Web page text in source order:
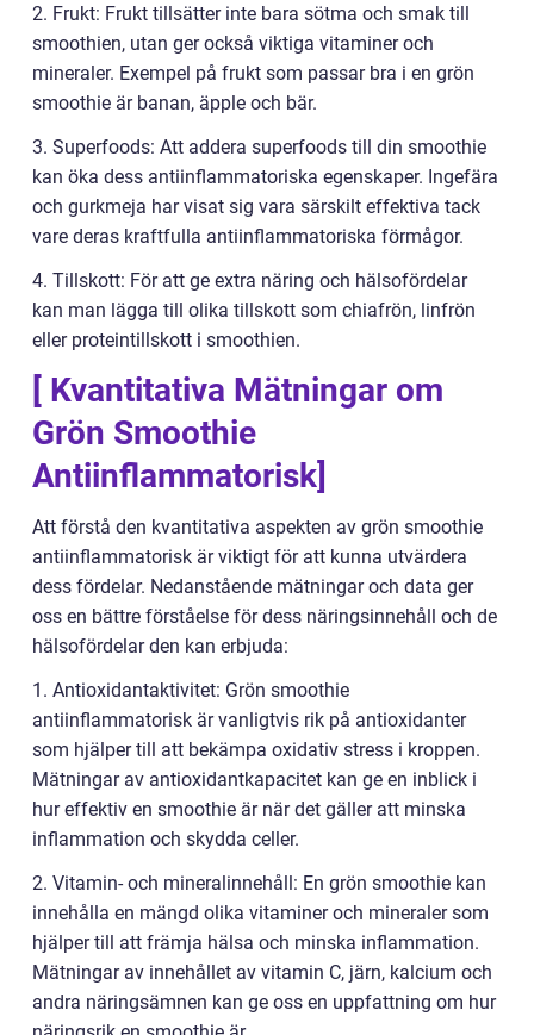
2. Frukt: Frukt tillsätter inte bara sötma och smak till
smoothien, utan ger också viktiga vitaminer och
mineraler. Exempel på frukt som passar bra i en grön
smoothie är banan, äpple och bär.
3. Superfoods: Att addera superfoods till din smoothie
kan öka dess antiinflammatoriska egenskaper. Ingefära
och gurkmeja har visat sig vara särskilt effektiva tack
vare deras kraftfulla antiinflammatoriska förmågor.
4. Tillskott: För att ge extra näring och hälsofördelar
kan man lägga till olika tillskott som chiafrön, linfrön
eller proteintillskott i smoothien.
[ Kvantitativa Mätningar om
Grön Smoothie
Antiinflammatorisk]
Att förstå den kvantitativa aspekten av grön smoothie
antiinflammatorisk är viktigt för att kunna utvärdera
dess fördelar. Nedanstående mätningar och data ger
oss en bättre förståelse för dess näringsinnehåll och de
hälsofördelar den kan erbjuda:
1. Antioxidantaktivitet: Grön smoothie
antiinflammatorisk är vanligtvis rik på antioxidanter
som hjälper till att bekämpa oxidativ stress i kroppen.
Mätningar av antioxidantkapacitet kan ge en inblick i
hur effektiv en smoothie är när det gäller att minska
inflammation och skydda celler.
2. Vitamin- och mineralinnehåll: En grön smoothie kan
innehålla en mängd olika vitaminer och mineraler som
hjälper till att främja hälsa och minska inflammation.
Mätningar av innehållet av vitamin C, järn, kalcium och
andra näringsämnen kan ge oss en uppfattning om hur